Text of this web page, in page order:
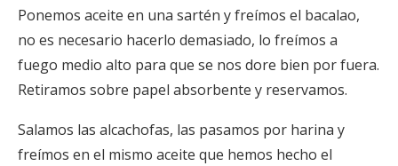
Ponemos aceite en una sartén y freímos el bacalao,
no es necesario hacerlo demasiado, lo freímos a
fuego medio alto para que se nos dore bien por fuera.
Retiramos sobre papel absorbente y reservamos.
Salamos las alcachofas, las pasamos por harina y
freímos en el mismo aceite que hemos hecho el